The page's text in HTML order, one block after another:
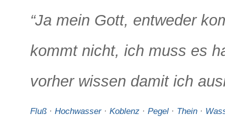
“Ja mein Gott, entweder
kommt nicht, ich muss es
vorher wissen damit ich
Fluß · Hochwasser· Koblenz · Pegel · Thein ·